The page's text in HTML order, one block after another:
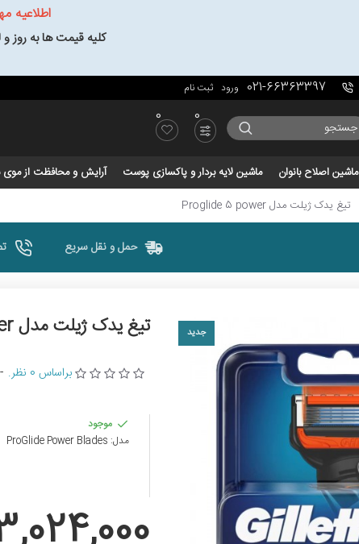
اطلاعیه
کلیه قیمت ها به روز
021-66363397 ورود ثبت نام
0 0
ماشین اصلاح بانوان ماشین لایه بردار و پاکسازی پوست آرایش و محافظت از
تیغ یدک ژیلت مدل Proglide 5 power
حمل و نقل سریع
جدید تیغ یدک ژیلت مدل Proglide 5 power
موجود
مدل: ProGlide Power Blades
براساس 0 نظر. -